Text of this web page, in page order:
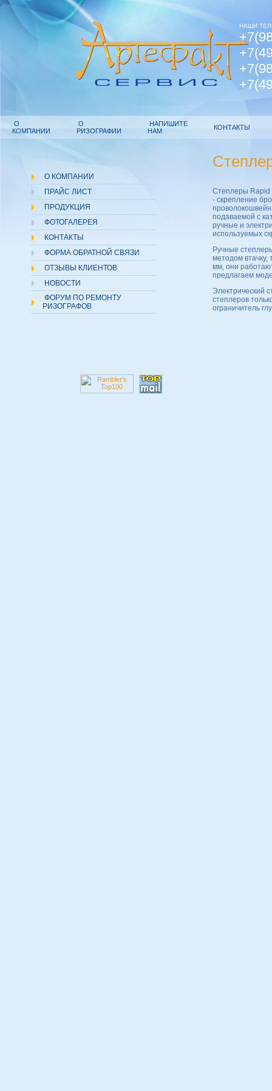
НАШИ
О
КОМПАНИИ
О
РИЗОГРАФИИ
НАПИШИТЕ
НАМ
КОНТАКТЫ
О КОМПАНИИ
ПРАЙС ЛИСТ
ПРОДУКЦИЯ
ФОТОГАЛЕРЕЯ
КОНТАКТЫ
ФОРМА ОБРАТНОЙ СВЯЗИ
ОТЗЫВЫ КЛИЕНТОВ
НОВОСТИ
ФОРУМ ПО РЕМОНТУ
РИЗОГРАФОВ
Степлеры
- скрепление
подаваемой с
ручные и
используемых
Ручные
методом втачку,
мм, они
предлагаем
Электрический
степлеров
ограничитель